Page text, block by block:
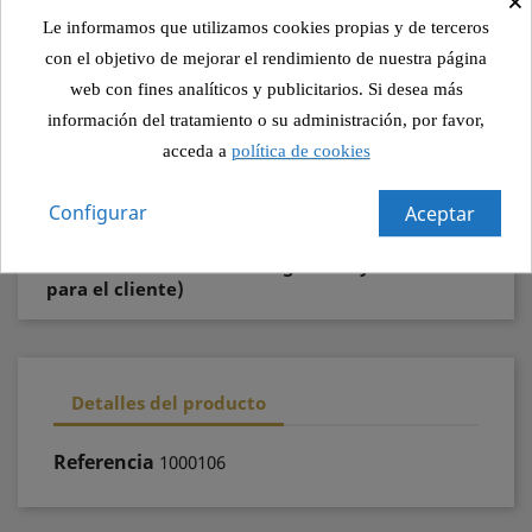
Información de seguridad y confianza para el
cliente)
Política de envío (editar con el módulo
Información de seguridad y confianza para el
Política de devolución (editar con el
para el cliente)
Detalles del producto
Referencia 1000106
Le informamos que utilizamos cookies propias y de terceros
con el objetivo de mejorar el rendimiento de nuestra página
web con fines analíticos y publicitarios. Si desea más
información del tratamiento o su administración, por favor,
acceda a política de cookies
Aceptar
Configurar